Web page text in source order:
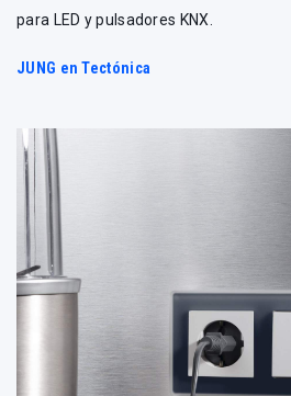
para LED y pulsadores KNX.
JUNG en Tectónica